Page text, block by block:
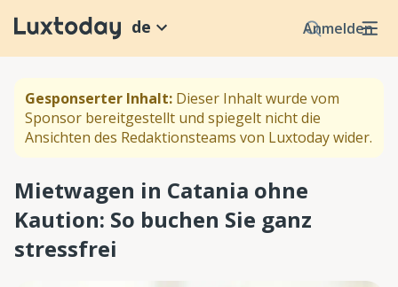
Anmelden
de
Gesponserter Inhalt: Dieser Inhalt wurde vom
Sponsor bereitgestellt und spiegelt nicht die
Ansichten des Redaktionsteams von Luxtoday wider.
Mietwagen in Catania ohne
Kaution: So buchen Sie ganz
stressfrei